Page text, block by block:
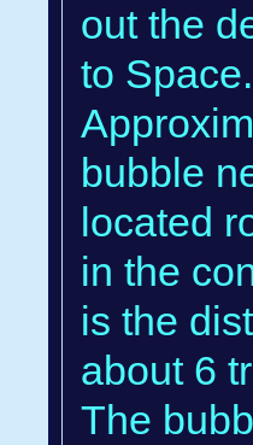
out the
to
bubble
located
in the
is the
about 6
The